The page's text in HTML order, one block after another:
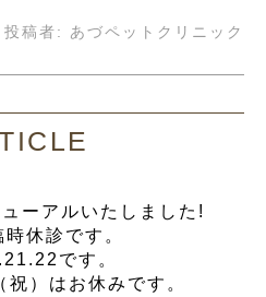
投稿者: あづペットクリニック
ーアルいたしました!
休診です。
です。
）はお休みです。